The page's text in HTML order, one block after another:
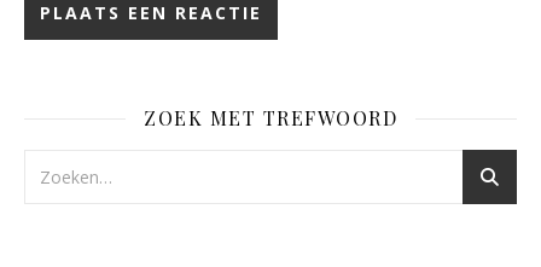
ZOEK MET TREFWOORD